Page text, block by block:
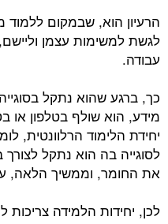
הרעיון הוא, שבמקום
לגשת למשימות עצמן
עבודה.
כך, ברגע שהוא נתקל
מידע, הוא שולף בטלפון
יחידת הלימוד הרלוונטית,
לסוגייה בה הוא נתקל
את החומר, וממשיך הלאה,
לכן, יחידות הלמידה צריכות